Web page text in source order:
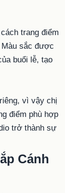
trang điểm
Màu sắc được
buổi lễ, tạo
vì vậy chị
điểm phù hợp
trở thành sự
Cánh